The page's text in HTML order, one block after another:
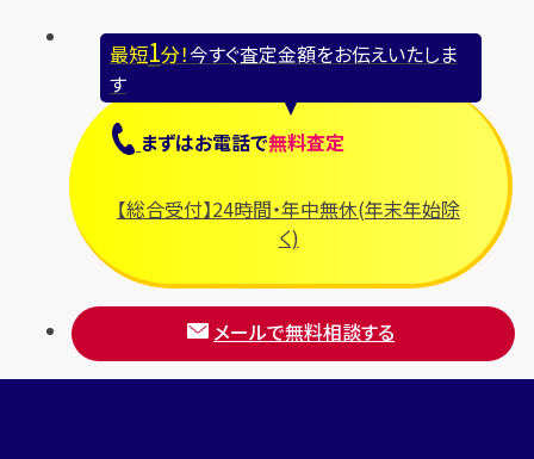
最短1分！今すぐ査定金額をお伝えいたしま
す
まずはお電話で無料査定
【総合受付】24時間・年中無休(年末年始除
く)
メールで無料相談する